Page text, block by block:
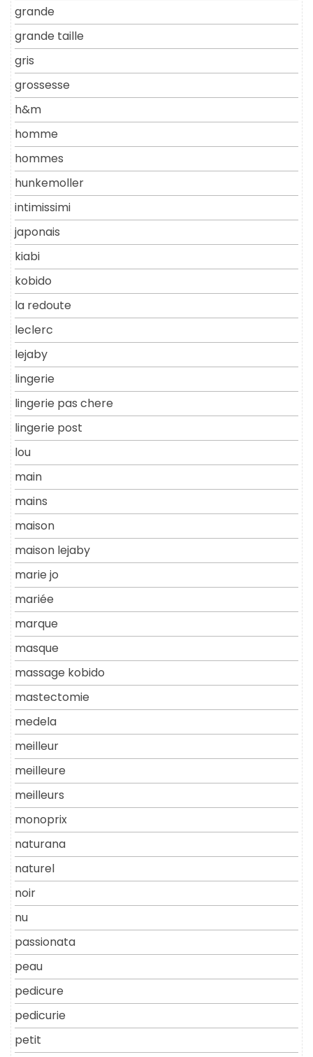
grande
grande taille
gris
grossesse
h&m
homme
hommes
hunkemoller
intimissimi
japonais
kiabi
kobido
la redoute
leclerc
lejaby
lingerie
lingerie pas chere
lingerie post
lou
main
mains
maison
maison lejaby
marie jo
mariée
marque
masque
massage kobido
mastectomie
medela
meilleur
meilleure
meilleurs
monoprix
naturana
naturel
noir
nu
passionata
peau
pedicure
pedicurie
petit